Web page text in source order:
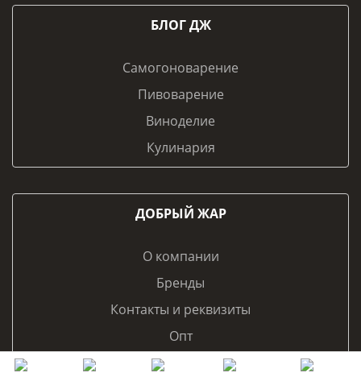
БЛОГ ДЖ
Самогоноварение
Пивоварение
Виноделие
Кулинария
ДОБРЫЙ ЖАР
О компании
Бренды
Контакты и реквизиты
Опт
Франчайзинг